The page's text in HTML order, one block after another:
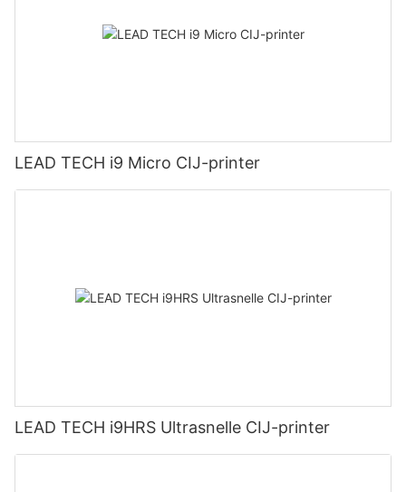
LEAD TECH i9 Micro CIJ-printer
LEAD TECH i9HRS Ultrasnelle CIJ-printer